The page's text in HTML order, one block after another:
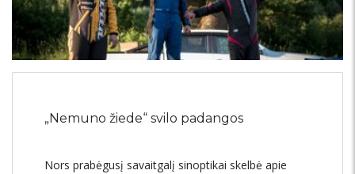
„Nemuno žiede“ svilo padangos
Nors prabėgusį savaitgalį sinoptikai skelbė apie